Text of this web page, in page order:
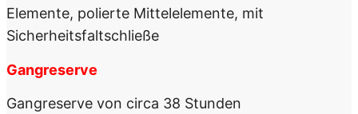
Elemente, polierte Mittelelemente, mit
Sicherheitsfaltschließe
Gangreserve
Gangreserve von circa 38 Stunden